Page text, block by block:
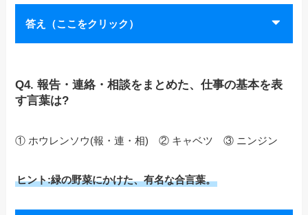
答え（ここをクリック）
Q4. 報告・連絡・相談をまとめた、仕事の基本を表
す言葉は?
① ホウレンソウ(報・連・相) ② キャベツ ③ ニンジン
ヒント:緑の野菜にかけた、有名な合言葉。